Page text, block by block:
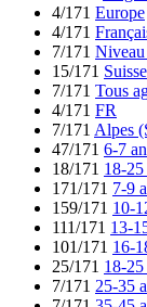
4/171 Europe
4/171
7/171
15/171 Suisse
7/171 Tous
4/171 FR
7/171 Alpes
47/171 6-7
18/171 18-
171/171 7-9
159/171 10-
111/171 13-
101/171 16-
25/171 18-25
7/171 25-35